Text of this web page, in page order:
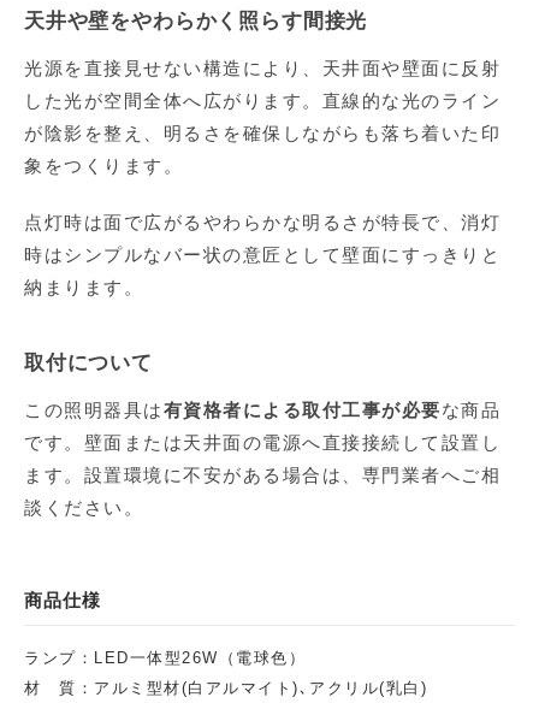
天井や壁をやわらかく照らす間接光
光源を直接見せない構造により、天井面や壁面に反射
した光が空間全体へ広がります。直線的な光のライン
が陰影を整え、明るさを確保しながらも落ち着いた印
象をつくります。
点灯時は面で広がるやわらかな明るさが特長で、消灯
時はシンプルなバー状の意匠として壁面にすっきりと
納まります。
取付について
この照明器具は有資格者による取付工事が必要な商品
です。壁面または天井面の電源へ直接接続して設置し
ます。設置環境に不安がある場合は、専門業者へご相
談ください。
商品仕様
ランプ：LED一体型26W（電球色）
材 質：アルミ型材(白アルマイト)､アクリル(乳白)